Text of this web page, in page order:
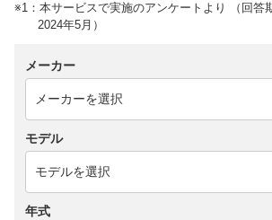
※1：本サービスで実施のアンケートより （回答
2024年5月）
メーカー
モデル
年式